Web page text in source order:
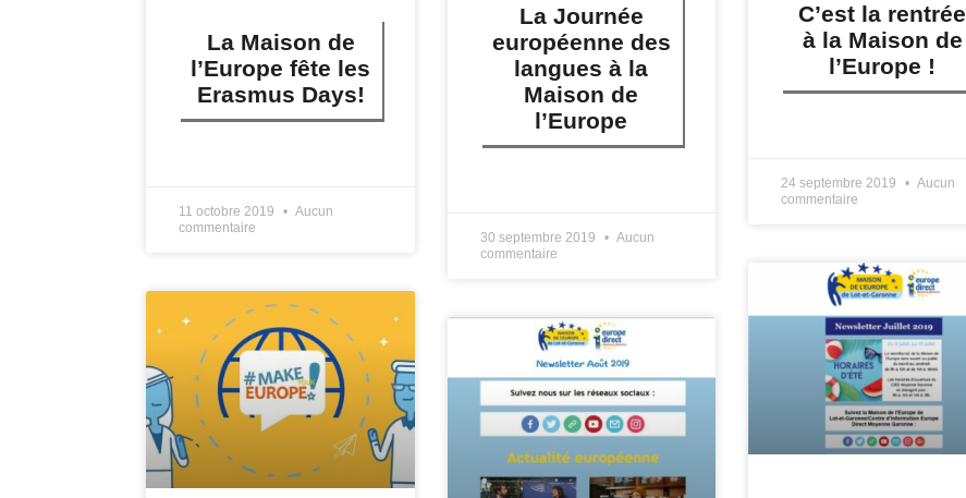
La Maison de
l’Europe fête les
Erasmus Days!
11 octobre 2019
Aucun
commentaire
La Journée
européenne des
langues à la
Maison de
l’Europe
30 septembre 2019
Aucun
commentaire
C’est la rentrée
à la Maison de
l’Europe !
24 septembre 2019
Aucun
commentaire